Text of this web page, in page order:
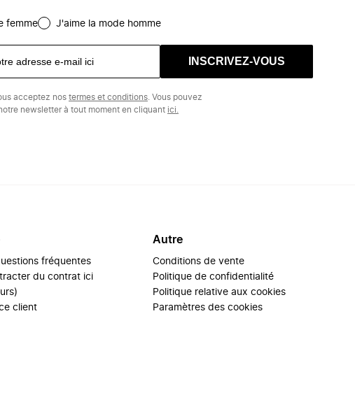
femme J'aime la mode homme
INSCRIVEZ-VOUS
acceptez nos termes et conditions . Vous pouvez
newsletter à tout moment en cliquant ici.
fréquentes
du contrat ici
client
Autre
Conditions de vente
Politique de confidentialité
Politique relative aux cookies
Paramètres des cookies